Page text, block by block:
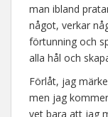
man ibland
något, verkar
förtunning och
alla hål och
Förlåt, jag
men jag
vet bara att jag